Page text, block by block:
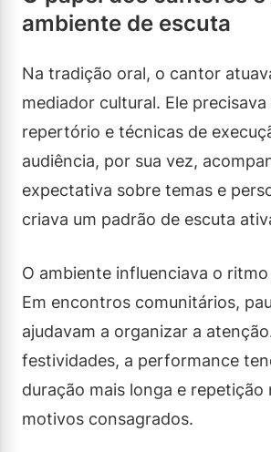
ambiente de escuta
Na tradição oral, o cantor
mediador cultural. Ele
repertório e técnicas de
audiência, por sua vez,
expectativa sobre temas e
criava um padrão de escuta
O ambiente influenciava o
Em encontros comunitários,
ajudavam a organizar a
festividades, a performance
duração mais longa e repetição
motivos consagrados.